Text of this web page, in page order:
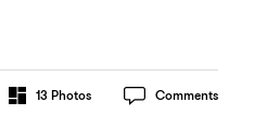
13Photos Comments